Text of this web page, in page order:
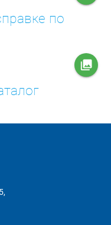
по
collections